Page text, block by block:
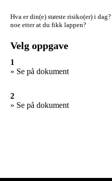
Hva er din(e) største risiko(er) i dag?
noe etter at du fikk lappen?
Velg oppgave
1
» Se på dokument
2
» Se på dokument